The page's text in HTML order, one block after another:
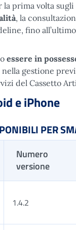
la prima volta
, la
fino
essere in
nella gestione
del Cassetto
e iPhone
PER
Numero
versione
1.4.2